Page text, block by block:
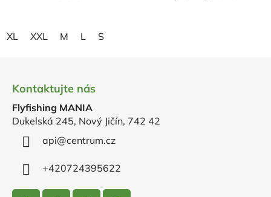
XL XXL M L S
Kontaktujte nás
Flyfishing MANIA
Dukelská 245, Nový Jičín, 742 42
api@centrum.cz
+420724395622